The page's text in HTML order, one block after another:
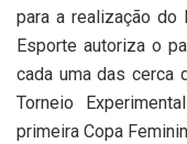
para a realização do
Esporte autoriza o
cada uma das cerca
Torneio
primeira Copa